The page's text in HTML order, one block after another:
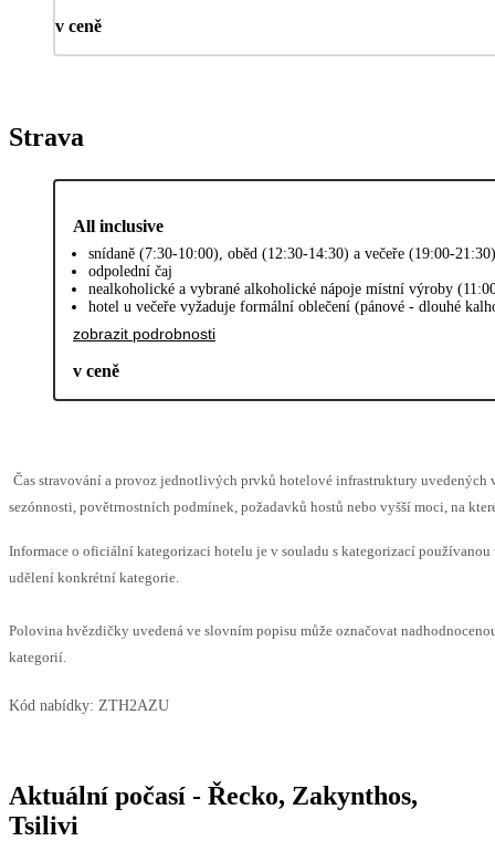
v ceně
Strava
All inclusive
snídaně (7:30-10:00), oběd (12:30-14:30) a večeře (19:00-
odpolední čaj
nealkoholické a vybrané alkoholické nápoje místní výroby
hotel u večeře vyžaduje formální oblečení (pánové - dlouhé
zobrazit podrobnosti
v ceně
Čas stravování a provoz jednotlivých prvků hotelové infrastruktury uvedených
sezónnosti, povětrnostních podmínek, požadavků hostů nebo vyšší moci, na
Informace o oficiální kategorizaci hotelu je v souladu s kategorizací
udělení konkrétní kategorie.
Polovina hvězdičky uvedená ve slovním popisu může označovat
kategorií.
Kód nabídky: ZTH2AZU
Aktuální počasí - Řecko, Zakynthos,
Tsilivi